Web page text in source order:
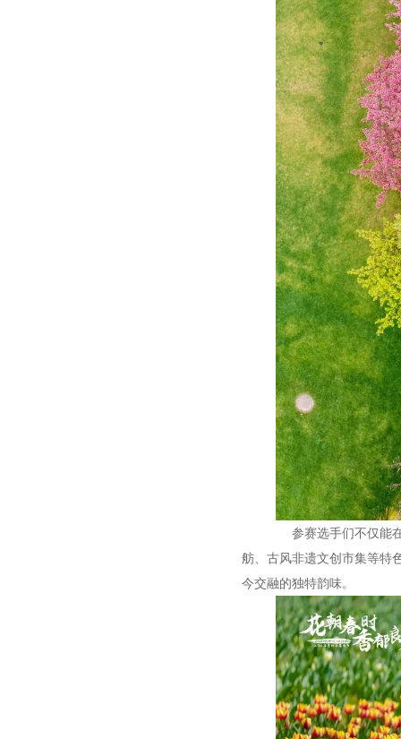
参赛选手们不仅能在
舫、古风非遗文创市集等特
今交融的独特韵味。